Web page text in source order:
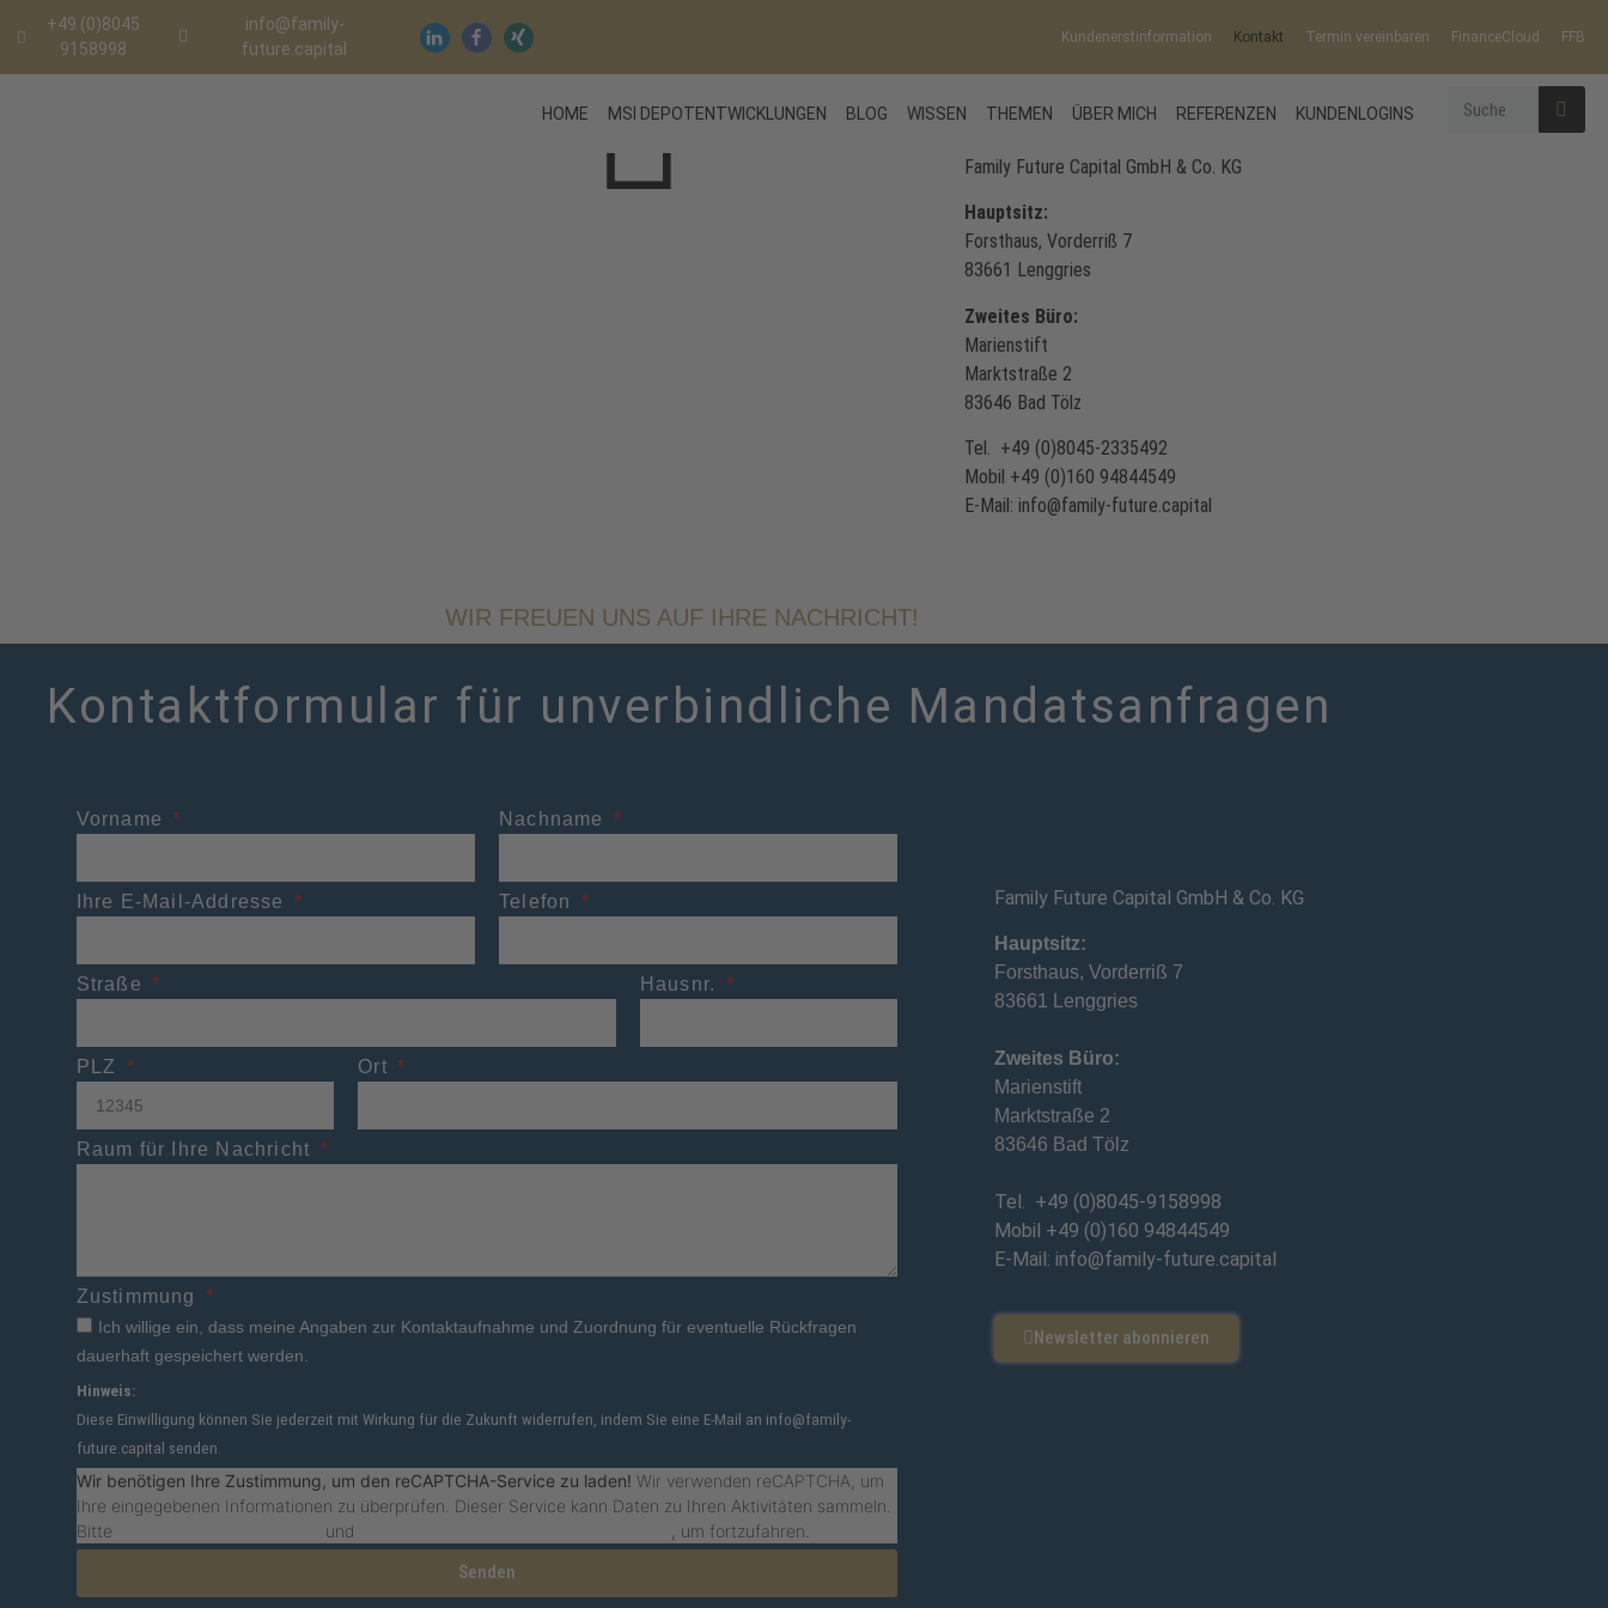
+49 (0)8045
9158998
info@family-
future.capital
Kundenerstinformation Kontakt Termin vereinbaren FinanceCloud FFB
HOME MSI DEPOTENTWICKLUNGEN BLOG WISSEN THEMEN ÜBER MICH REFERENZEN KUNDENLOGINS
Family Future Capital GmbH & Co. KG
Hauptsitz:
Forsthaus, Vorderriß 7
83661 Lenggries
Zweites Büro:
Marienstift
Marktstraße 2
83646 Bad Tölz
Tel. +49 (0)8045-2335492
Mobil +49 (0)160 94844549
E-Mail: info@family-future.capital
WIR FREUEN UNS AUF IHRE NACHRICHT!
Kontaktformular für unverbindliche Mandatsanfragen
Vorname Nachname
Ihre E-Mail-Addresse Telefon
Straße Hausnr.
PLZ Ort
Raum für Ihre Nachricht
Zustimmung
Ich willige ein, dass meine Angaben zur Kontaktaufnahme und Zuordnung für eventuelle Rückfragen
dauerhaft gespeichert werden.
Hinweis:
Diese Einwilligung können Sie jederzeit mit Wirkung für die Zukunft widerrufen, indem Sie eine E-Mail an info@family-
future.capital senden.
Wir benötigen Ihre Zustimmung, um den reCAPTCHA-Service zu laden! Wir verwenden reCAPTCHA, um
Ihre eingegebenen Informationen zu überprüfen. Dieser Service kann Daten zu Ihren Aktivitäten sammeln.
Bitte
und , um fortzufahren.
Senden
Family Future Capital GmbH & Co. KG
Hauptsitz:
Forsthaus, Vorderriß 7
83661 Lenggries
Zweites Büro:
Marienstift
Marktstraße 2
83646 Bad Tölz
Tel. +49 (0)8045-9158998
Mobil +49 (0)160 94844549
E-Mail: info@family-future.capital
Newsletter abonnieren